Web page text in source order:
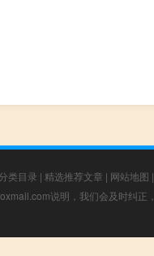
类目录 | 精选推荐文章 | 网站地图 |
说明，我们会及时纠正